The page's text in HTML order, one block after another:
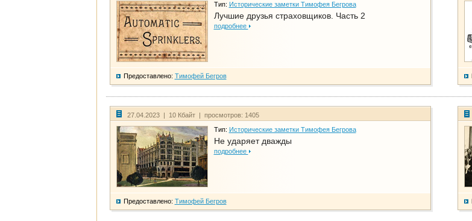
Тип: Исторические заметки Тимофея Бегрова
Лучшие друзья страховщиков. Часть 2
подробнее
Предоставлено: Тимофей Бегров
27.04.2023 | 10 Кбайт | просмотров: 1405
Тип: Исторические заметки Тимофея Бегрова
Не ударяет дважды
подробнее
Предоставлено: Тимофей Бегров